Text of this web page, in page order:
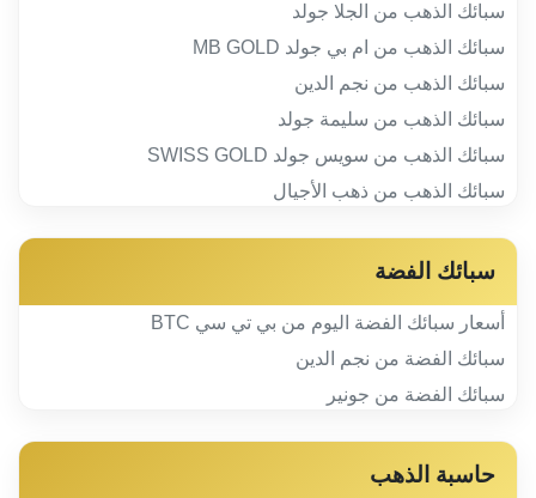
سبائك الذهب من الجلا جولد
سبائك الذهب من ام بي جولد MB GOLD
سبائك الذهب من نجم الدين
سبائك الذهب من سليمة جولد
سبائك الذهب من سويس جولد SWISS GOLD
سبائك الذهب من ذهب الأجيال
سبائك الفضة
أسعار سبائك الفضة اليوم من بي تي سي BTC
سبائك الفضة من نجم الدين
سبائك الفضة من جونير
حاسبة الذهب